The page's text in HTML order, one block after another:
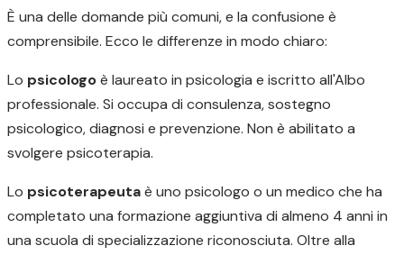
È una delle domande più comuni, e la confusione è
comprensibile. Ecco le differenze in modo chiaro:
Lo psicologoè laureato in psicologia e iscritto all'Albo
professionale. Si occupa di consulenza, sostegno
psicologico, diagnosi e prevenzione. Non è abilitato a
svolgere psicoterapia.
Lo psicoterapeutaè uno psicologo o un medico che ha
completato una formazione aggiuntiva di almeno 4 anni in
una scuola di specializzazione riconosciuta. Oltre alla